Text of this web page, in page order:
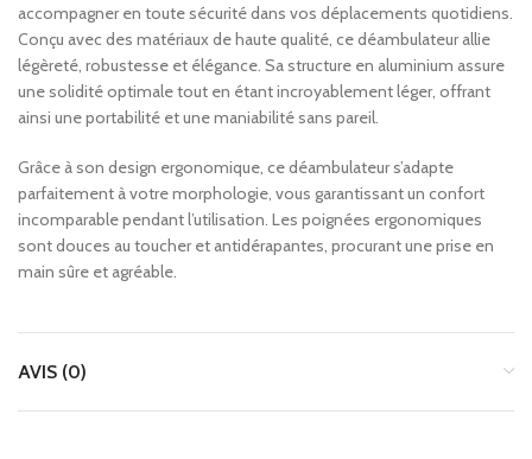
accompagner en toute sécurité dans vos déplacements quotidiens.
Conçu avec des matériaux de haute qualité, ce déambulateur allie
légèreté, robustesse et élégance. Sa structure en aluminium assure
une solidité optimale tout en étant incroyablement léger, offrant
ainsi une portabilité et une maniabilité sans pareil.
Grâce à son design ergonomique, ce déambulateur s’adapte
parfaitement à votre morphologie, vous garantissant un confort
incomparable pendant l’utilisation. Les poignées ergonomiques
sont douces au toucher et antidérapantes, procurant une prise en
main sûre et agréable.
AVIS (0)